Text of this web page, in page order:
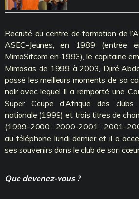
Recruté au centre de formation de
ASEC-Jeunes, en 1989 (entrée
MimoSifcom en 1993), le capitaine
Mimosas de 1999 à 2003, Djiré
passé les meilleurs moments de sa
noir avec lequel il a remporté une
Super Coupe d’Afrique des
nationale (1999) et trois titres de
(1999-2000 ; 2000-2001 ; 2001-
au téléphone lundi dernier et il a
ses souvenirs dans le club de son
Que devenez-vous ?